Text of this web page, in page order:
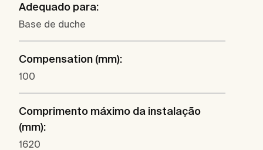
Adequado para:
Base de duche
Compensation (mm):
100
Comprimento máximo da instalação
(mm):
1620